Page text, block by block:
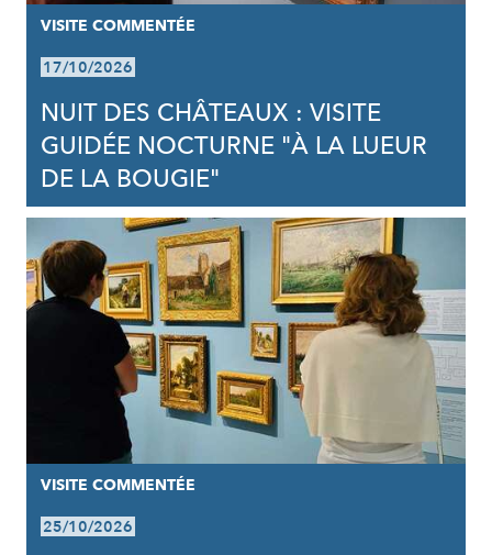
VISITE COMMENTÉE
17/10/2026
NUIT DES CHÂTEAUX : VISITE
GUIDÉE NOCTURNE "À LA LUEUR
DE LA BOUGIE"
VISITE COMMENTÉE
25/10/2026